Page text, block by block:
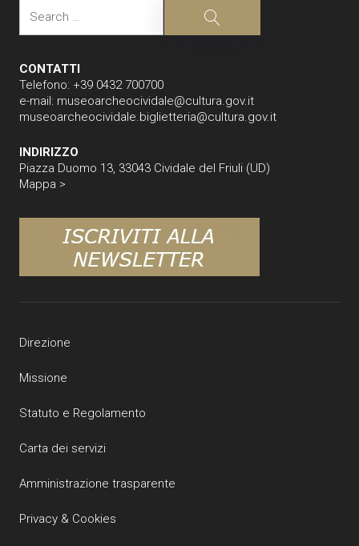
Search
CONTATTI
Telefono: +39 0432 700700
e-mail: museoarcheocividale@cultura.gov.it
museoarcheocividale.biglietteria@cultura.gov.it
INDIRIZZO
Piazza Duomo 13, 33043 Cividale del Friuli (UD)
Mappa >
Direzione
Missione
Statuto e Regolamento
Carta dei servizi
Amministrazione trasparente
Privacy & Cookies